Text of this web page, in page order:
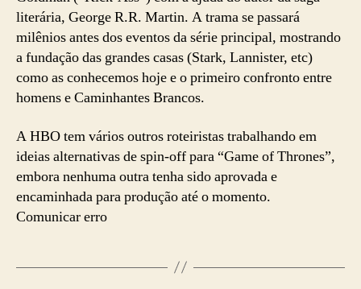
literária, George R.R. Martin. A trama se passará
milênios antes dos eventos da série principal, mostrando
a fundação das grandes casas (Stark, Lannister, etc)
como as conhecemos hoje e o primeiro confronto entre
homens e Caminhantes Brancos.
A HBO tem vários outros roteiristas trabalhando em
ideias alternativas de spin-off para “Game of Thrones”,
embora nenhuma outra tenha sido aprovada e
encaminhada para produção até o momento.
Comunicar erro